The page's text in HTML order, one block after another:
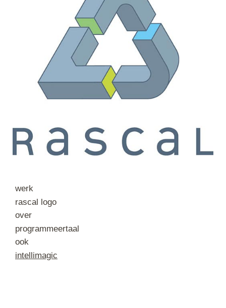
werk
rascal logo
over
programmeertaal
ook
intellimagic